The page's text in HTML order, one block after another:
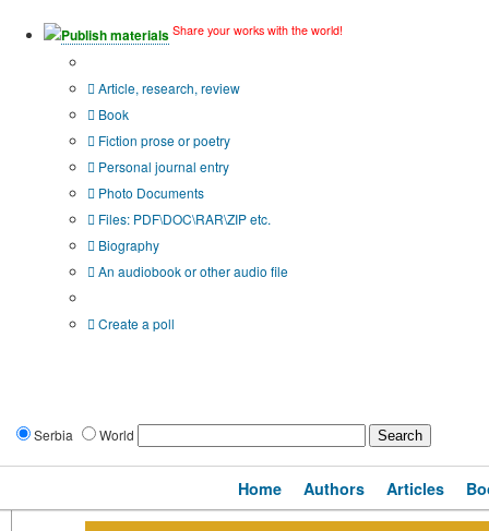
Publish materials Share your works with the world!
Article, research, review
Book
Fiction prose or poetry
Personal journal entry
Photo Documents
Files: PDF\DOC\RAR\ZIP etc.
Biography
An audiobook or other audio file
Create a poll
Serbia World
Home Authors Articles